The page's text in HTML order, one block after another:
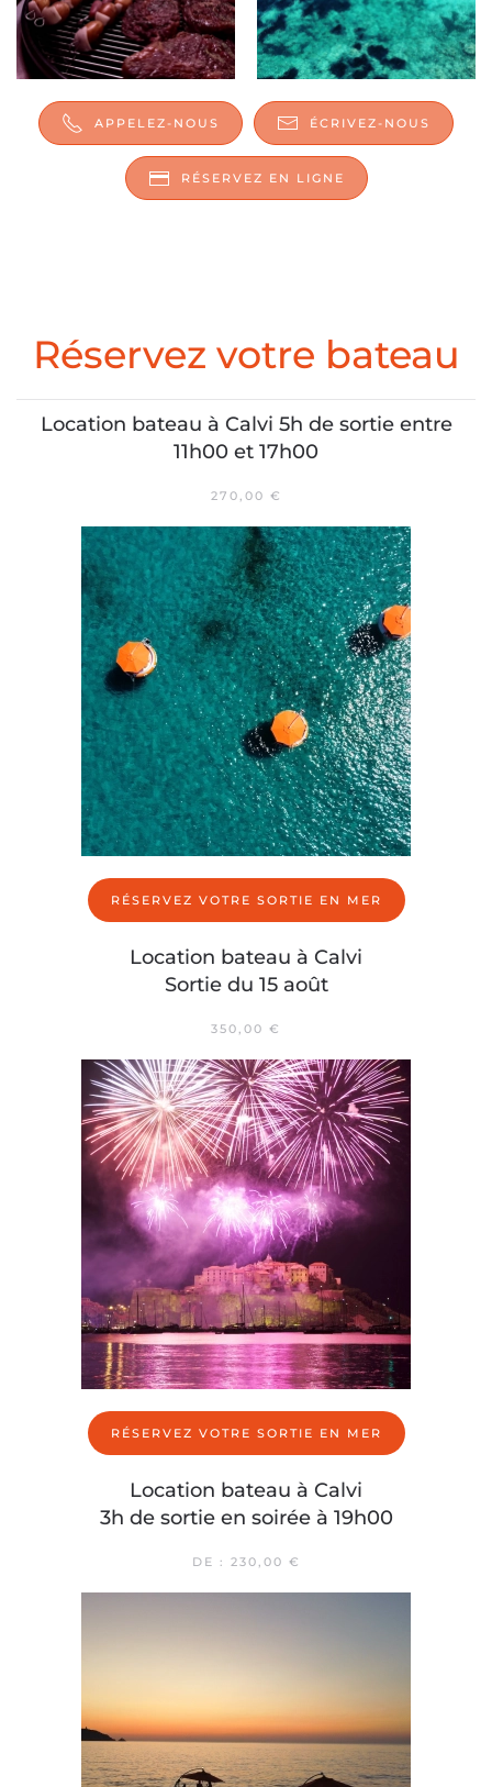
AGRANDIR
AGRANDIR
APPELEZ-NOUS ÉCRIVEZ-NOUS
RÉSERVEZ EN LIGNE
Réservez votre bateau
Location bateau à Calvi 5h de sortie entre
11h00 et 17h00
270,00 €
RÉSERVEZ VOTRE SORTIE EN MER
Location bateau à Calvi
Sortie du 15 août
350,00 €
RÉSERVEZ VOTRE SORTIE EN MER
Location bateau à Calvi
3h de sortie en soirée à 19h00
DE : 230,00 €